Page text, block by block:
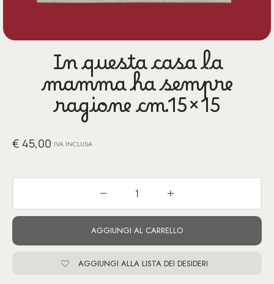
In questa casa la
mamma ha sempre
ragione cm.15×15
€ 45,00 IVA INCLUSA
AGGIUNGI AL CARRELLO
AGGIUNGI ALLA LISTA DEI DESIDERI
per Te
Felici